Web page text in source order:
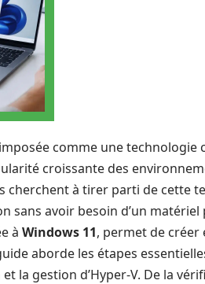
comme une
croissante des
cherchent à tirer parti de cette
sans avoir besoin d’un
à Windows 11, permet de créer
aborde les étapes
la gestion d’Hyper-V. De la